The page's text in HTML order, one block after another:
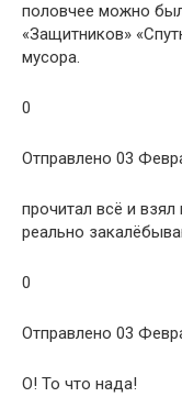
половчее можно
«Защитников»
мусора.
0
Отправлено 03
прочитал всё и
реально
0
Отправлено 03
О! То что нада!